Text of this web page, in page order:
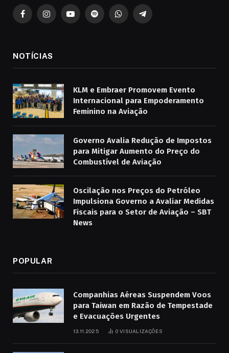
FacebookInstagramYouTubeSpotifyWhatsAppTelegrama
NOTÍCIAS
KLM e Embraer Promovem Evento
Internacional para Empoderamento
Feminino na Aviação
Governo Avalia Redução de Impostos
para Mitigar Aumento do Preço do
Combustível de Aviação
Oscilação nos Preços do Petróleo
Impulsiona Governo a Avaliar Medidas
Fiscais para o Setor de Aviação – SBT
News
POPULAR
Companhias Aéreas Suspendem Voos
para Taiwan em Razão de Tempestade
e Evacuações Urgentes
13.11.2025 0 VISUALIZAÇÕES